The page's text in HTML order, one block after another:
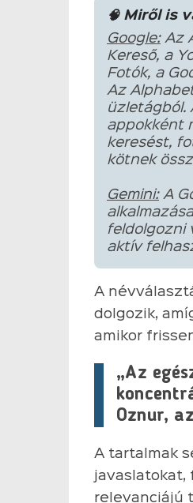
🧠 Miről is
Google:Az
Kereső, a
Fotók, a
Az
üzletágból.
appokként
keresést,
kötnek
Gemini:A
feldolgozni
aktív
A
dolgozik,
amikor
„Az
Oznur,
A tartalmak
javaslatokat,
relevanciájú